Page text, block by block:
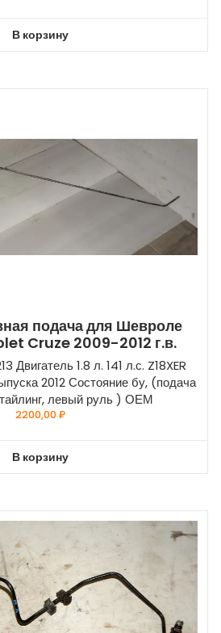
В корзину
подача для Шевроле
Cruze 2009-2012 г.в.
Двигатель 1.8 л. 141 л.с. Z18XER
2012 Состояние бу, (подача
левый руль ) ОЕМ
2200,00₽
В корзину